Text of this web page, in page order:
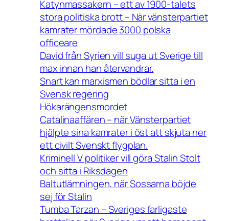
Katynmassakern – ett av 1900-talets
stora politiska brott – När vänsterpartiet
kamrater mördade 3000 polska
officeare
David från Syrien vill suga ut Sverige till
max innan han återvandrar.
Snart kan marxismen bödlar sitta i en
Svensk regering
Hökarängensmordet
Catalinaaffären – när Vänsterpartiet
hjälpte sina kamrater i öst att skjuta ner
ett civilt Svenskt flygplan.
Kriminell V politiker vill göra Stalin Stolt
och sitta i Riksdagen
Baltutlämningen, när Sossarna böjde
sej för Stalin
Tumba Tarzan – Sveriges farligaste